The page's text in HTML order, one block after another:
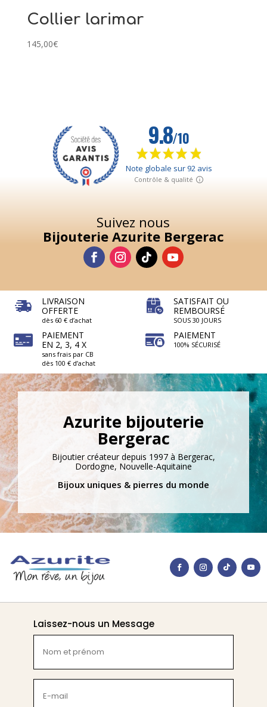
Collier larimar
145,00€
Suivez nous
Bijouterie Azurite Bergerac
LIVRAISON
OFFERTE
dès 60 € d’achat
PAIEMENT
EN 2, 3, 4 X
sans frais par CB
dès 100 € d’achat
SATISFAIT OU
REMBOURSÉ
SOUS 30 JOURS
PAIEMENT
100% SÉCURISÉ
Azurite bijouterie
Bergerac
Bijoutier créateur depuis 1997 à Bergerac,
Dordogne, Nouvelle-Aquitaine
Bijoux uniques & pierres du monde
Laissez-nous un Message
et
prénom
(Nécessaire)
mail